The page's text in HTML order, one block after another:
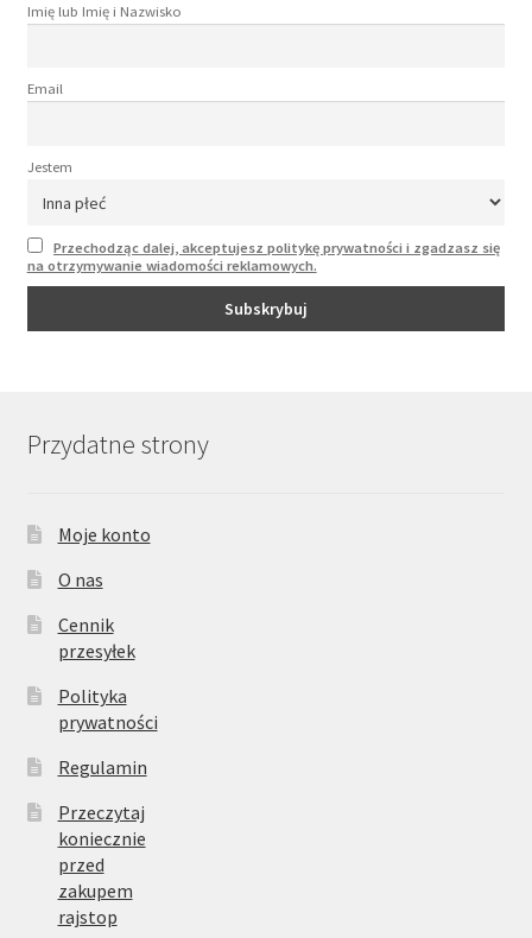
Imię lub Imię i Nazwisko
Email
Jestem
Przechodząc dalej, akceptujesz politykę prywatności i zgadzasz się
na otrzymywanie wiadomości reklamowych.
Przydatne strony
Moje konto
O nas
Cennik
przesyłek
Polityka
prywatności
Regulamin
Przeczytaj
koniecznie
przed
zakupem
rajstop